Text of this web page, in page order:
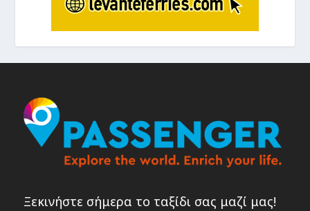
Ξεκινήστε σήμερα το ταξίδι σας μαζί μας!